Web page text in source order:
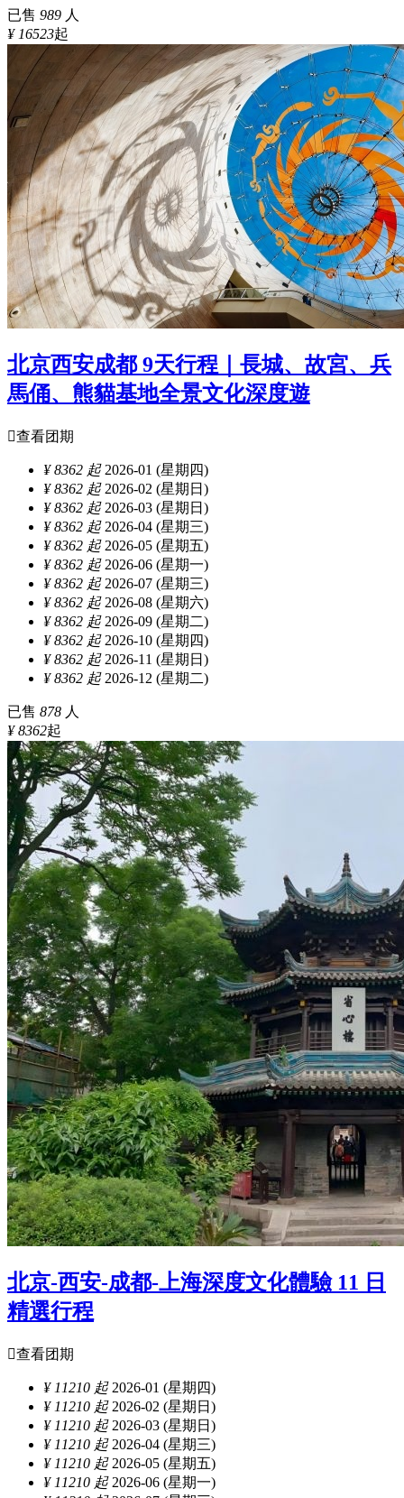
已售 989 人
¥ 16523起
北京西安成都 9天行程｜長城、故宮、兵
馬俑、熊貓基地全景文化深度遊
查看团期
¥ 8362 起2026-01 (星期四)
¥ 8362 起2026-02 (星期日)
¥ 8362 起2026-03 (星期日)
¥ 8362 起2026-04 (星期三)
¥ 8362 起2026-05 (星期五)
¥ 8362 起2026-06 (星期一)
¥ 8362 起2026-07 (星期三)
¥ 8362 起2026-08 (星期六)
¥ 8362 起2026-09 (星期二)
¥ 8362 起2026-10 (星期四)
¥ 8362 起2026-11 (星期日)
¥ 8362 起2026-12 (星期二)
已售 878 人
¥ 8362起
北京-西安-成都-上海深度文化體驗 11 日
精選行程
查看团期
¥ 11210 起2026-01 (星期四)
¥ 11210 起2026-02 (星期日)
¥ 11210 起2026-03 (星期日)
¥ 11210 起2026-04 (星期三)
¥ 11210 起2026-05 (星期五)
¥ 11210 起2026-06 (星期一)